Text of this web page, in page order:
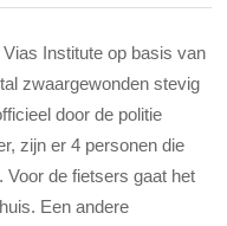
Institute op basis van
zwaargewonden stevig
door de politie
zijn er 4 personen die
Voor de fietsers gaat het
Een andere